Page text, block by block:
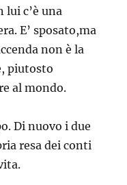
lui c’è una
E’ sposato,ma
non è la
piutosto
al mondo.
Di nuovo i due
resa dei conti